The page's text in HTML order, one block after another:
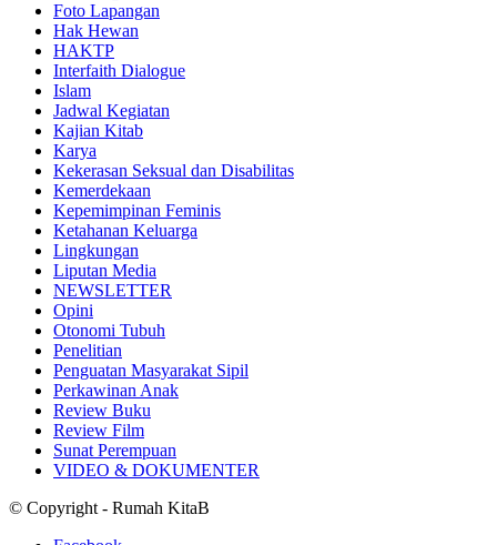
Foto Lapangan
Hak Hewan
HAKTP
Interfaith Dialogue
Islam
Jadwal Kegiatan
Kajian Kitab
Karya
Kekerasan Seksual dan Disabilitas
Kemerdekaan
Kepemimpinan Feminis
Ketahanan Keluarga
Lingkungan
Liputan Media
NEWSLETTER
Opini
Otonomi Tubuh
Penelitian
Penguatan Masyarakat Sipil
Perkawinan Anak
Review Buku
Review Film
Sunat Perempuan
VIDEO & DOKUMENTER
© Copyright - Rumah KitaB